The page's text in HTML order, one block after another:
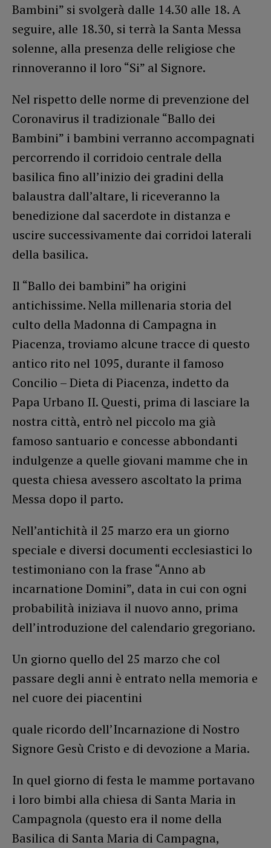
Bambini” si svolgerà dalle 14.30 alle 18. A
seguire, alle 18.30, si terrà la Santa Messa
solenne, alla presenza delle religiose che
rinnoveranno il loro “Si” al Signore.
Nel rispetto delle norme di prevenzione del
Coronavirus il tradizionale “Ballo dei
Bambini” i bambini verranno accompagnati
percorrendo il corridoio centrale della
basilica fino all’inizio dei gradini della
balaustra dall’altare, li riceveranno la
benedizione dal sacerdote in distanza e
uscire successivamente dai corridoi laterali
della basilica.
Il “Ballo dei bambini” ha origini
antichissime. Nella millenaria storia del
culto della Madonna di Campagna in
Piacenza, troviamo alcune tracce di questo
antico rito nel 1095, durante il famoso
Concilio – Dieta di Piacenza, indetto da
Papa Urbano II. Questi, prima di lasciare la
nostra città, entrò nel piccolo ma già
famoso santuario e concesse abbondanti
indulgenze a quelle giovani mamme che in
questa chiesa avessero ascoltato la prima
Messa dopo il parto.
Nell’antichità il 25 marzo era un giorno
speciale e diversi documenti ecclesiastici lo
testimoniano con la frase “Anno ab
incarnatione Domini”, data in cui con ogni
probabilità iniziava il nuovo anno, prima
dell’introduzione del calendario gregoriano.
Un giorno quello del 25 marzo che col
passare degli anni è entrato nella memoria e
nel cuore dei piacentini
quale ricordo dell’Incarnazione di Nostro
Signore Gesù Cristo e di devozione a Maria.
In quel giorno di festa le mamme portavano
i loro bimbi alla chiesa di Santa Maria in
Campagnola (questo era il nome della
Basilica di Santa Maria di Campagna,